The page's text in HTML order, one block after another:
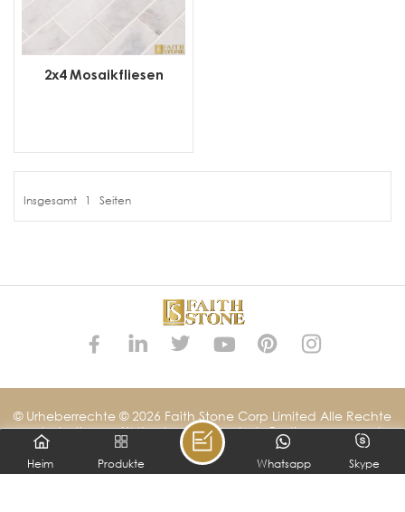
2x4 Mosaikfliesen
MEHR DETAILS
Insgesamt 1 Seiten
© Urheberrechte © 2026 Faith Stone Corp Limited Alle Rechte
vorbehalten.
XML | Datenschutz-Bestimmungen
|
IPv6-Netzwerk unterstützt
Heim Produkte Skype
Whatsapp